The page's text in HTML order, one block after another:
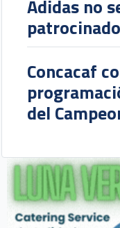
Adidas no
Concacaf
del